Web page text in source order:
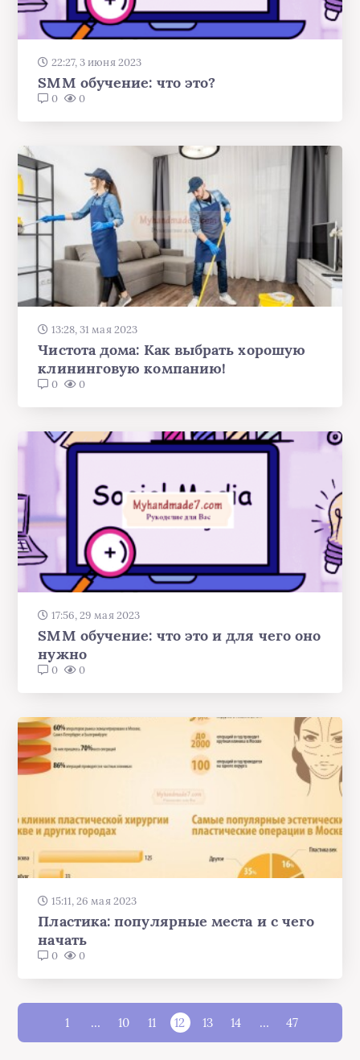
22:27, 3 июня 2023
SMM обучение: что это?
0 0
13:28, 31 мая 2023
Чистота дома: Как выбрать хорошую
клининговую компанию!
0 0
17:56, 29 мая 2023
SMM обучение: что это и для чего оно
нужно
0 0
15:11, 26 мая 2023
Пластика: популярные места и с чего
начать
0 0
1 … 10 11 12 13 14 … 47